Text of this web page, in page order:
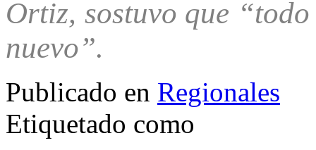
Ortiz, sostuvo que
nuevo”.
Publicado en Regionales
Etiquetado como